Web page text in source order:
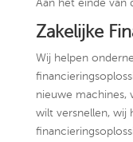
Aan het einde van
Zakelijke
Wij helpen
nieuwe machines,
wilt versnellen, wij